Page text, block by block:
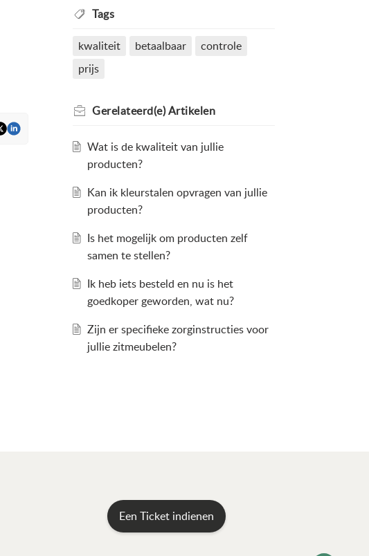
Tags
kwaliteit betaalbaar
controle
prijs
Gerelateerd(e)Artikelen
Wat is de kwaliteit van jullie
producten?
Kan ik kleurstalen opvragen van jullie
producten?
Is het mogelijk om producten zelf
samen te stellen?
Ik heb iets besteld en nu is het
goedkoper geworden, wat nu?
Zijn er specifieke zorginstructies voor
jullie zitmeubelen?
Een Ticket indienen